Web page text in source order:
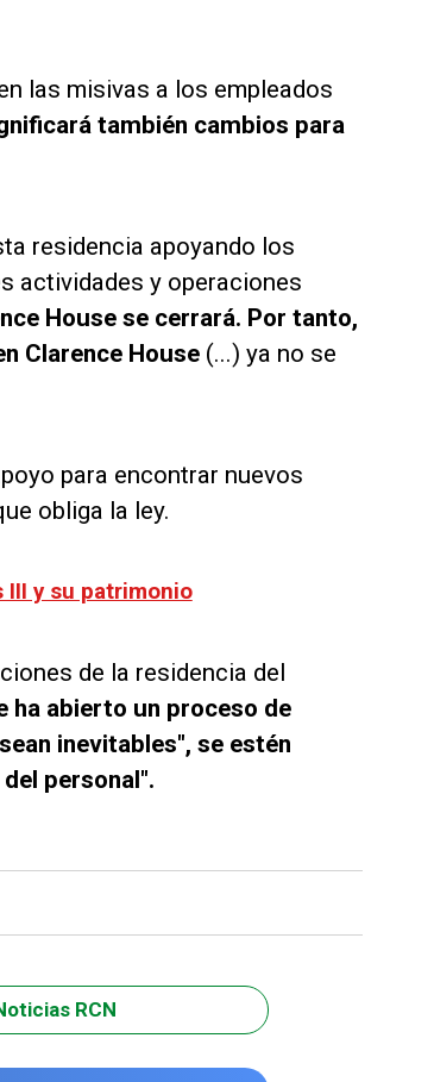
las misivas a los empleados
también cambios para
residencia apoyando los
actividades y operaciones
House se cerrará. Por tanto,
Clarence House (...) ya no se
para encontrar nuevos
obliga la ley.
III y su patrimonio
de la residencia del
ha abierto un proceso de
inevitables", se estén
personal".
RCN